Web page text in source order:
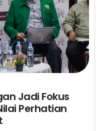
Jadi Fokus
Perhatian